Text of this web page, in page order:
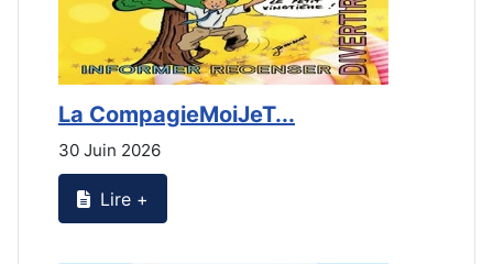
La CompagieMoiJeT...
30 Juin 2026
Lire +